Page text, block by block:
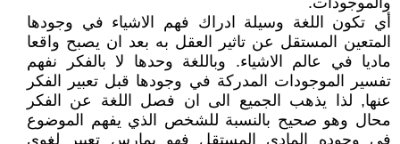
أي تكون اللغة وسيلة ادراك فهم الاشياء في وجودها
المتعين المستقل عن تاثير العقل به بعد ان يصبح واقعا
ماديا في عالم الاشياء. وباللغة وحدها لا بالفكر نفهم
تفسير الموجودات المدركة في وجودها قبل تعبير الفكر
عنها, لذا يذهب الجميع الى ان فصل اللغة عن الفكر
محال وهو صحيح بالنسبة للشخص الذي يفهم الموضوع
في وجوده المادي المستقل فهو يمارس تعبير لغوي